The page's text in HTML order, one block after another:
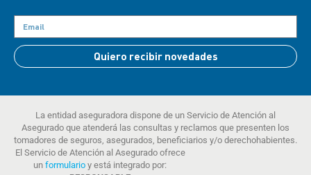
Quiero recibir novedades
La entidad aseguradora dispone de un Servicio de Atención al
Asegurado que atenderá las consultas y reclamos que presenten los
tomadores de seguros, asegurados, beneficiarios y/o derechohabientes.
El Servicio de Atención al Asegurado ofrece
un formulario y está integrado por: